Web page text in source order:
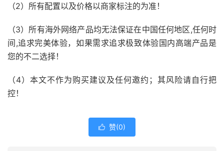
（2）所有配置以及价格以商家标注的为准！
（3）所有海外网络产品均无法保证在中国任何地区,任何时
间,追求完美体验，如果需求追求极致体验国内高端产品是
您的不二选择！
（4）本文不作为购买建议及任何邀约；其风险请自行把
控！
 赞(0)